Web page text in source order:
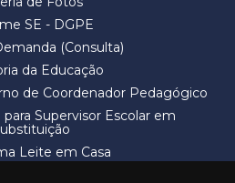
SE - DGPE
(Consulta)
da Educação
de Coordenador Pedagógico
Supervisor Escolar em
Leite em Casa